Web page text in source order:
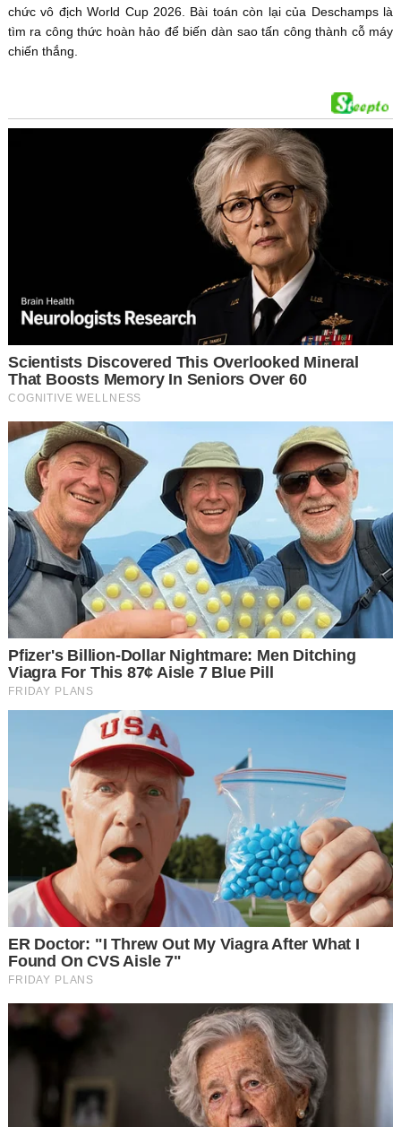
chức vô địch World Cup 2026. Bài toán còn lại của Deschamps là
tìm ra công thức hoàn hảo để biến dàn sao tấn công thành cỗ máy
chiến thắng.